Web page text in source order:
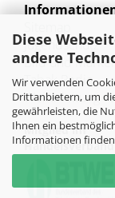
Diese
andere
Wir verwenden
Drittanbietern, um
gewährleisten, die
Ihnen ein
Informationen
Jugendschutz
Bild und
Tabak Pedia
Weiterleitung
Mitglied im